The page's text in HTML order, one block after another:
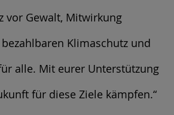
vor Gewalt, Mitwirkung
Klimaschutz und
alle. Mit eurer Unterstützung
für diese Ziele kämpfen.“